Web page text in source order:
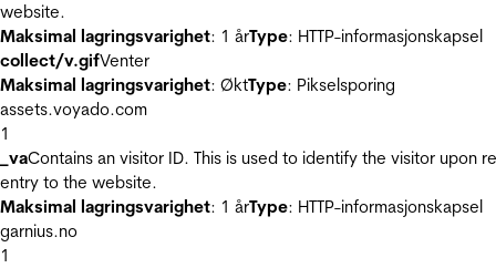
website.
Maksimal lagringsvarighet: 1 årType: HTTP-informasjonskapsel
collect/v.gifVenter
Maksimal lagringsvarighet: ØktType: Pikselsporing
assets.voyado.com
1
_vaContains an visitor ID. This is used to identify the visitor upon
entry to the website.
Maksimal lagringsvarighet: 1 årType: HTTP-informasjonskapsel
garnius.no
1